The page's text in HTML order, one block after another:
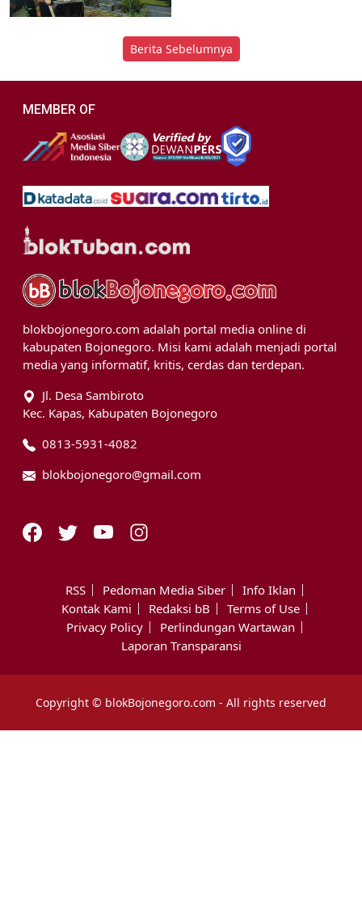
Berita Sebelumnya
MEMBER OF
blokbojonegoro.com adalah portal media online di
kabupaten Bojonegoro. Misi kami adalah menjadi portal
media yang informatif, kritis, cerdas dan terdepan.
Jl. Desa Sambiroto
Kec. Kapas, Kabupaten Bojonegoro
0813-5931-4082
blokbojonegoro@gmail.com
RSS Pedoman Media Siber
Info Iklan
Kontak Kami
Redaksi bB
Terms of Use
Privacy Policy
Perlindungan Wartawan
Laporan Transparansi
Copyright © blokBojonegoro.com - All rights reserved